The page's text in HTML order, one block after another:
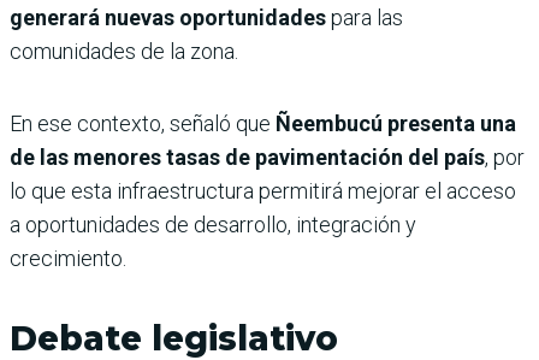
generará nuevas oportunidadespara las
comunidades de la zona.
En ese contexto, señaló que Ñeembucú presenta una
de las menores tasas de pavimentación del país, por
lo que esta infraestructura permitirá mejorar el acceso
a oportunidades de desarrollo, integración y
crecimiento.
Debate legislativo